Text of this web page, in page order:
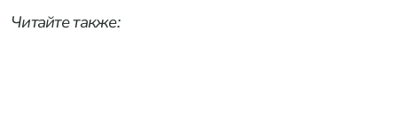
Читайте также: